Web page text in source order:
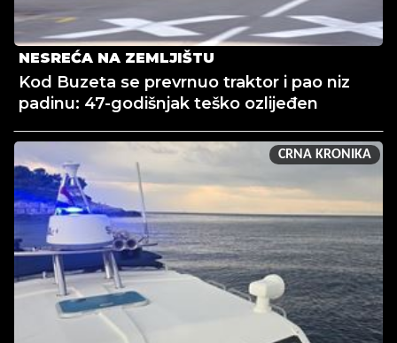
NESREĆA NA ZEMLJIŠTU
Kod Buzeta se prevrnuo traktor i pao niz
padinu: 47-godišnjak teško ozlijeđen
CRNA KRONIKA